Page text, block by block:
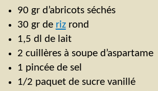
90 gr d’abricots séchés
30 gr de rizrond
1,5 dl de lait
2 cuillères à soupe d’aspartame
1 pincée de sel
1/2 paquet de sucre vanillé